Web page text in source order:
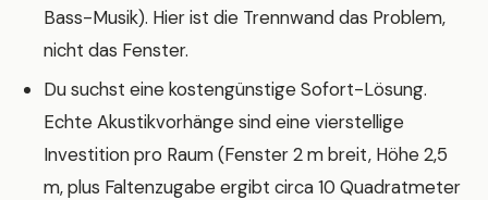
Bass-Musik). Hier ist die Trennwand das Problem,
nicht das Fenster.
Du suchst eine kostengünstige Sofort-Lösung.
Echte Akustikvorhänge sind eine vierstellige
Investition pro Raum (Fenster 2 m breit, Höhe 2,5
m, plus Faltenzugabe ergibt circa 10 Quadratmeter